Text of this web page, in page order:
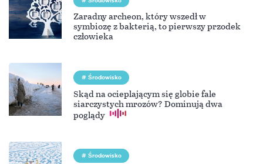
Zaradny archeon, który wszedł w
symbiozę z bakterią, to pierwszy przodek
człowieka
Środowisko
Skąd na ocieplającym się globie fale
siarczystych mrozów? Dominują dwa
poglądy
Środowisko